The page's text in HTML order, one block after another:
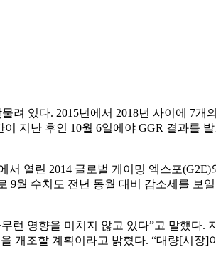
있다. 2015년에서 2018년 사이에 7
지난 후인 10월 6일에야 GGR 결과를
열린 2014 글로벌 게이밍 엑스포
월 수치도 전년 동월 대비 감소세를 보
영향을 미치지 않고 있다”고 말했다.
개조할 계획이라고 밝혔다. “대량[시장